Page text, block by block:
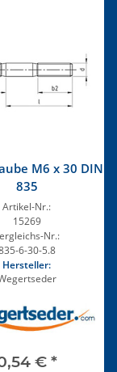
M6 x 30 DIN
835
Artikel-Nr.:
15269
Nr.:
6-30-5.8
Hersteller:
€ *